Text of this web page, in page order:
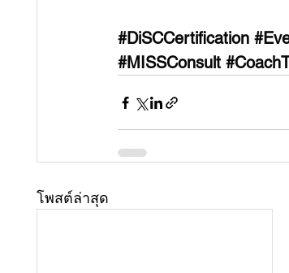
#DiSCCertification
#MISSConsult
โพสต์ล่าสุด